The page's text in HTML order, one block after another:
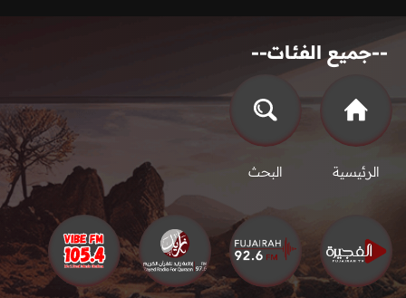
--جميع الفئات--
الرئيسية البحث